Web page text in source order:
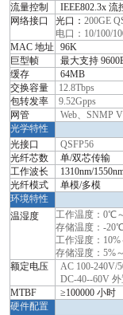
流量控制
IEEE802.3x
网络接口
光口 ： 200GE
电口： 10/100/
MAC 地址
96K
巨型帧
最大支持
缓存
64MB
交换容量
12.8Tbps
包转发率
9.52Gpps
网管
Web、SNMP
光学特性
光接口
QSFP56
光纤芯数
单/双芯传输
工作波长
1310nm/
光纤模式
单模/多模
环境特性
温湿度
工作温度：0℃
存储温度：-
工作湿度：
存储湿度：5%
额定电压
AC 100-240V/
DC-40--60V 外
MTBF
≥100000 小时
硬件配置